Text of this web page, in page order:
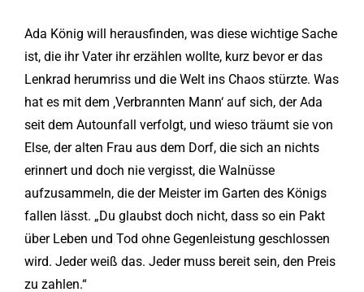
Ada König will herausfinden, was diese wichtige Sache
ist, die ihr Vater ihr erzählen wollte, kurz bevor er das
Lenkrad herumriss und die Welt ins Chaos stürzte. Was
hat es mit dem ‚Verbrannten Mann‘ auf sich, der Ada
seit dem Autounfall verfolgt, und wieso träumt sie von
Else, der alten Frau aus dem Dorf, die sich an nichts
erinnert und doch nie vergisst, die Walnüsse
aufzusammeln, die der Meister im Garten des Königs
fallen lässt. „Du glaubst doch nicht, dass so ein Pakt
über Leben und Tod ohne Gegenleistung geschlossen
wird. Jeder weiß das. Jeder muss bereit sein, den Preis
zu zahlen.“